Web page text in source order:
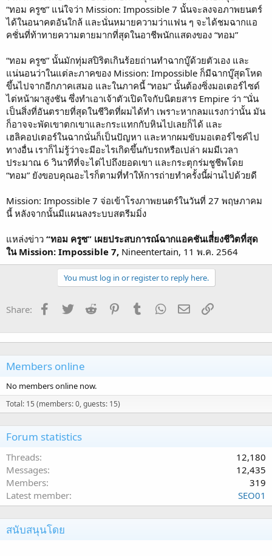
“ทอม ครูซ” แน่ใจว่า Mission: Impossible 7 นั้นจะลงจอภาพยนตร์
ได้ในอนาคตอันใกล้ และนั่นหมายความว่าแฟน ๆ จะได้ชมฉากแอ
คชั่นที่ท้าทายความตายมากที่สุดในอาชีพนักแสดงของ “ทอม”
“ทอม ครูซ” นั้นมักทุ่มสปิริตเกินร้อยถ่านทำฉากบู๊ด้วยตัวเอง และ
แน่นอนว่าในแต่ละภาคของ Mission: Impossible ก็มีฉากบู๊สุดโหด
ขึ้นไปจากอีกภาคเสมอ และในภาคนี้ “ทอม” นั้นต้องซิ่งมอเตอร์ไซด์
ไต่หน้าผาสูงชัน ซึ่งทำเอาเจ้าตัวเปิดใจกับนิตยสาร Empire ว่า “นั่น
เป็นสิ่งที่อันตรายที่สุดในชีวิตที่ผมได้ทำ เพราะหากลมแรงกว่านั้น มัน
ก็อาจจะพัดเขาตกเขาและกระแทกกับหินไปเลยก็ได้ และ
เฮลิคอปเตอร์ในฉากนั่นก็เป็นปัญหา และหากผมขับมอเตอร์ไซค์ไป
ทางอื่น เราก็ไม่รู้ว่าจะมีอะไรเกิดขึ้นกับรถหรือเปล่า ผมมีเวลา
ประมาณ 6 วินาทีที่จะไต่ไปถึงยอดเขา และกระตุกร่มชูชีพโดย
“ทอม” ยังขอบคุณอะไรก็ตามที่ทำให้การถ่ายทำครั้งนี้ผ่านไปด้วยดี
Mission: Impossible 7 จ่อเข้าโรงภาพยนตร์ในวันที่ 27 พฤษภาคม
นี้ หลังจากนั้นมีแผนลงระบบสตรีมมิ่ง
แหล่งข่าว “ทอม ครูซ” เผยประสบการณ์ฉากแอคชันเสี่่ยงชีวิตที่สุด
ใน Mission: Impossible 7, Nineentertain, 11 พ.ค. 2564
You must log in or register to reply here.
Share: Facebook
TwitterReddit PinterestTumblrWhatsApp
EmailLink
Members online
No members online now.
Total: 15 (members: 0, guests: 15)
Forum statistics
Threads
12,180
Messages
12,435
Members
319
Latest member
SEO01
สนับสนุนโดย